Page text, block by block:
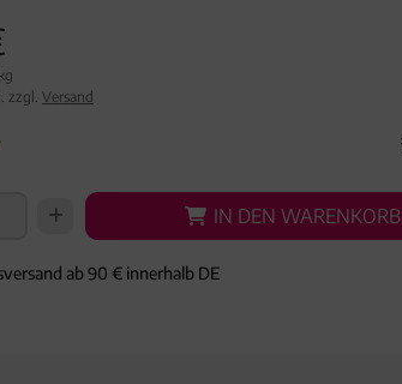
zzgl. Versand
IN DEN WARENKORB
IN DEN WARENKORB
ab 90 € innerhalb DE